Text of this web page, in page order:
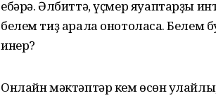
ебәрә. Әлбиттә, үҫмер яуаптарҙы
белем тиҙ арала онотоласаҡ. Белем
инер?
Онлайн мәктәптәр кем өсөн